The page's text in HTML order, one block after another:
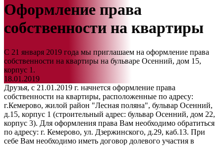
Оформление права
собственности на квартиры
С 21 января 2019 года мы приглашаем на оформление права
собственности на квартиры на бульваре Осенний, дом 15,
корпус 1.
18.01.2019
Друзья, с 21.01.2019 г. начнется оформление права
собственности на квартиры, расположенные по адресу:
г.Кемерово, жилой район "Лесная поляна", бульвар Осенний,
д.15, корпус 1 (строительный адрес: бульвар Осенний, дом 22,
корпус 3). Для оформления права Вам необходимо обратиться
по адресу: г. Кемерово, ул. Дзержинского, д.29, каб.13. При
себе Вам необходимо иметь договор долевого участия в